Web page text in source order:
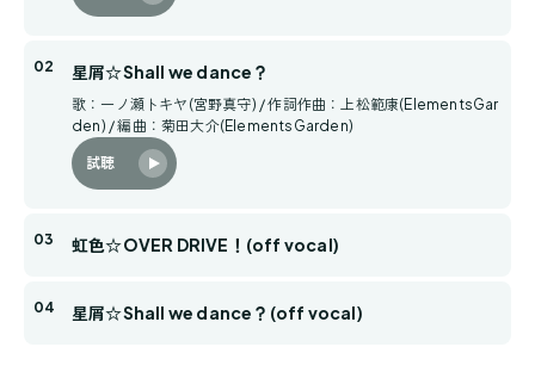
星屑☆Shall we dance？
歌：一ノ瀬トキヤ(宮野真守) / 作詞作曲：上松範康(ElementsGar
den) / 編曲：菊田大介(ElementsGarden)
試聴
虹色☆OVER DRIVE！(off vocal)
星屑☆Shall we dance？(off vocal)